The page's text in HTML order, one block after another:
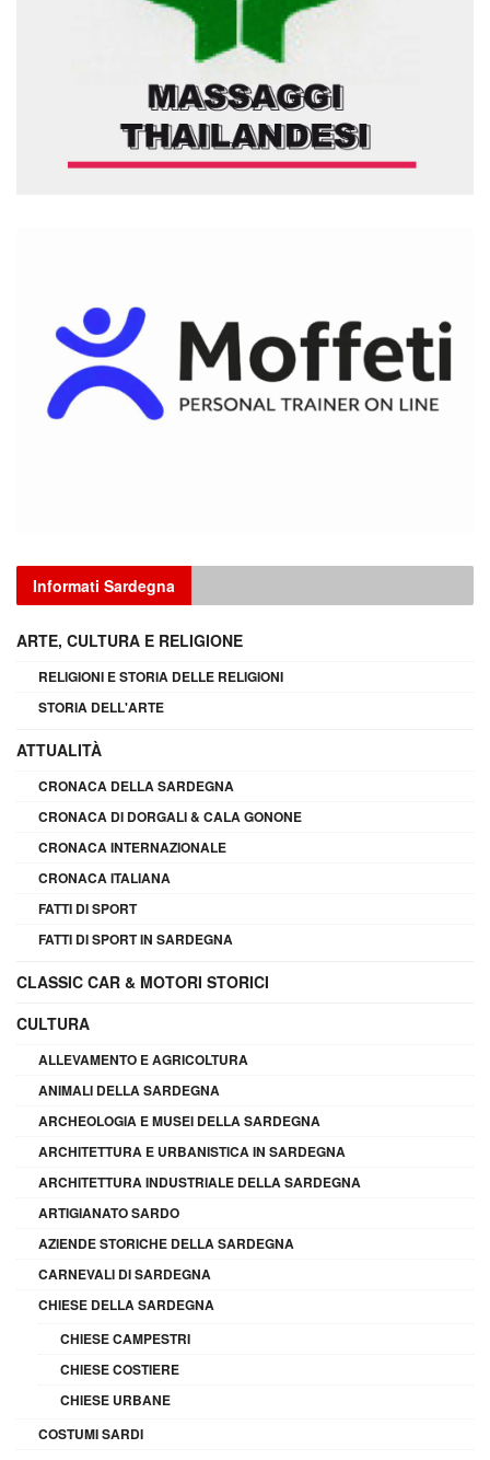
Informati Sardegna
ARTE, CULTURA E RELIGIONE
RELIGIONI E STORIA DELLE RELIGIONI
STORIA DELL'ARTE
ATTUALITÀ
CRONACA DELLA SARDEGNA
CRONACA DI DORGALI & CALA GONONE
CRONACA INTERNAZIONALE
CRONACA ITALIANA
FATTI DI SPORT
FATTI DI SPORT IN SARDEGNA
CLASSIC CAR & MOTORI STORICI
CULTURA
ALLEVAMENTO E AGRICOLTURA
ANIMALI DELLA SARDEGNA
ARCHEOLOGIA E MUSEI DELLA SARDEGNA
ARCHITETTURA E URBANISTICA IN SARDEGNA
ARCHITETTURA INDUSTRIALE DELLA SARDEGNA
ARTIGIANATO SARDO
AZIENDE STORICHE DELLA SARDEGNA
CARNEVALI DI SARDEGNA
CHIESE DELLA SARDEGNA
CHIESE CAMPESTRI
CHIESE COSTIERE
CHIESE URBANE
COSTUMI SARDI